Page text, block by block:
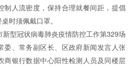
制人流密度，保持合理就餐间距，提倡
时须佩戴口罩。
状病毒肺炎疫情防控工作第329场
委、常务副区长、区政府新闻发言人张
商银行数据中心阳性检测人员及同楼层